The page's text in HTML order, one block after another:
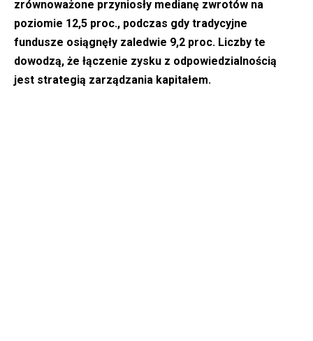
zrównoważone przyniosły medianę zwrotów na
poziomie 12,5 proc., podczas gdy tradycyjne
fundusze osiągnęły zaledwie 9,2 proc. Liczby te
dowodzą, że łączenie zysku z odpowiedzialnością
jest strategią zarządzania kapitałem.